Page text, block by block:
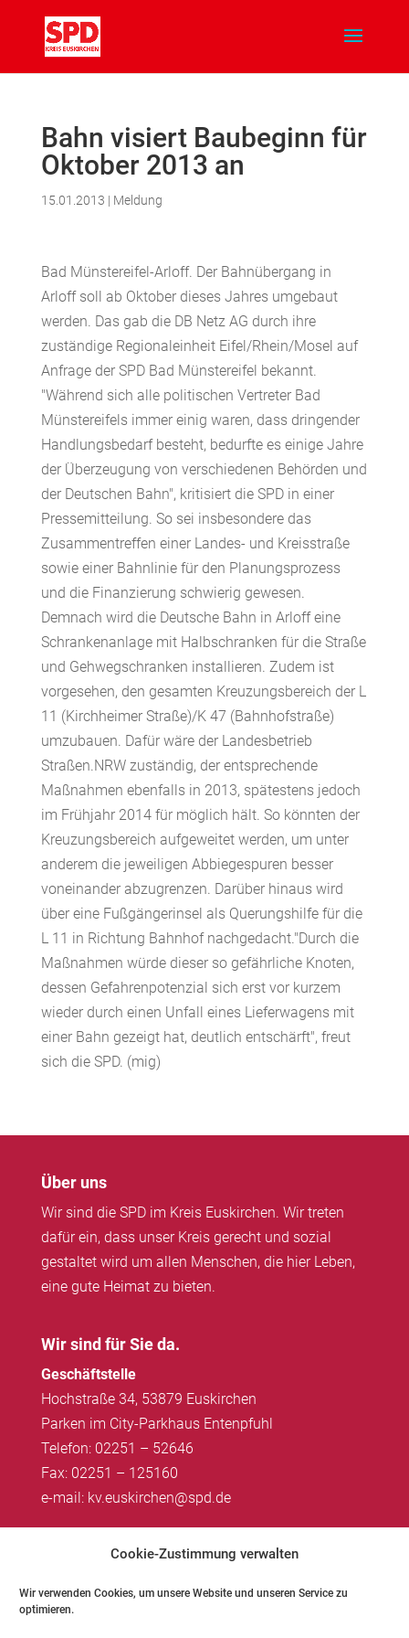
Cookie-Zustimmung verwalten
Wir verwenden Cookies, um unsere Website und unseren Service zu
optimieren.
Bahn visiert Baubeginn für
Oktober 2013 an
15.01.2013 | Meldung
Bad Münstereifel-Arloff. Der Bahnübergang in
Arloff soll ab Oktober dieses Jahres umgebaut
werden. Das gab die DB Netz AG durch ihre
zuständige Regionaleinheit Eifel/Rhein/Mosel auf
Anfrage der SPD Bad Münstereifel bekannt.
"Während sich alle politischen Vertreter Bad
Münstereifels immer einig waren, dass dringender
Handlungsbedarf besteht, bedurfte es einige Jahre
der Überzeugung von verschiedenen Behörden und
der Deutschen Bahn", kritisiert die SPD in einer
Pressemitteilung. So sei insbesondere das
Zusammentreffen einer Landes- und Kreisstraße
sowie einer Bahnlinie für den Planungsprozess
und die Finanzierung schwierig gewesen.
Demnach wird die Deutsche Bahn in Arloff eine
Schrankenanlage mit Halbschranken für die Straße
und Gehwegschranken installieren. Zudem ist
vorgesehen, den gesamten Kreuzungsbereich der L
11 (Kirchheimer Straße)/K 47 (Bahnhofstraße)
umzubauen. Dafür wäre der Landesbetrieb
Straßen.NRW zuständig, der entsprechende
Maßnahmen ebenfalls in 2013, spätestens jedoch
im Frühjahr 2014 für möglich hält. So könnten der
Kreuzungsbereich aufgeweitet werden, um unter
anderem die jeweiligen Abbiegespuren besser
voneinander abzugrenzen. Darüber hinaus wird
über eine Fußgängerinsel als Querungshilfe für die
L 11 in Richtung Bahnhof nachgedacht."Durch die
Maßnahmen würde dieser so gefährliche Knoten,
dessen Gefahrenpotenzial sich erst vor kurzem
wieder durch einen Unfall eines Lieferwagens mit
einer Bahn gezeigt hat, deutlich entschärft", freut
sich die SPD. (mig)
Über uns
Wir sind die SPD im Kreis Euskirchen. Wir treten
dafür ein, dass unser Kreis gerecht und sozial
gestaltet wird um allen Menschen, die hier Leben,
eine gute Heimat zu bieten.
Wir sind für Sie da.
Geschäftstelle
Hochstraße 34, 53879 Euskirchen
Parken im City-Parkhaus Entenpfuhl
Telefon: 02251 – 52646
Fax: 02251 – 125160
e-mail: kv.euskirchen@spd.de